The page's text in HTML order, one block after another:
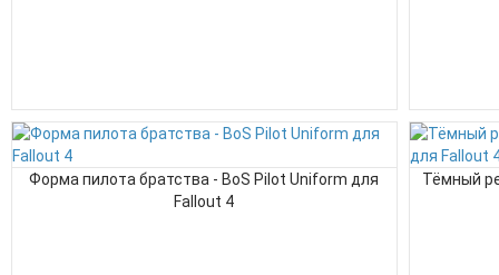
Форма пилота братства - BoS Pilot Uniform для
Fallout 4
Тёмный